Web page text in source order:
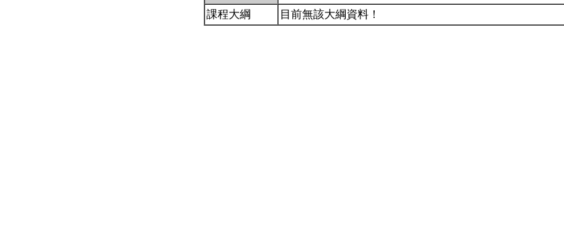
課程大綱
目前無該大綱資料！